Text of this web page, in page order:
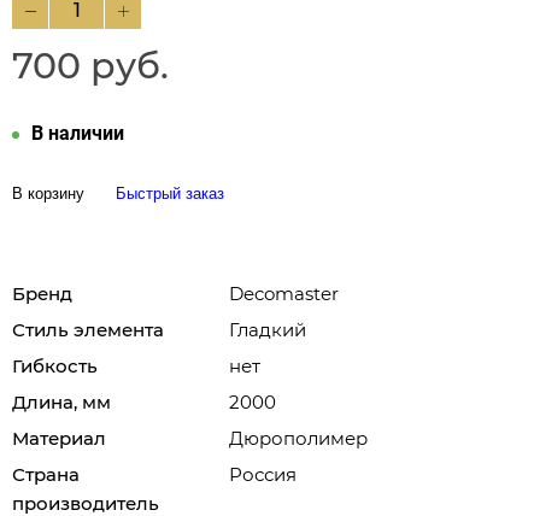
700 руб.
В наличии
В корзину Быстрый заказ
Бренд
Decomaster
Стиль элемента
Гладкий
Гибкость
нет
Длина, мм
2000
Материал
Дюрополимер
Страна
производитель
Россия